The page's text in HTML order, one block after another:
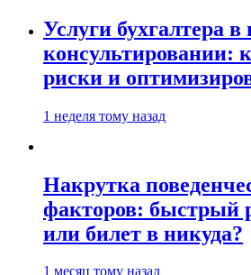
Услуги бухгалтера в
консультировании:
риски и
1 неделя тому назад
Накрутка
факторов: быстрый
или билет в никуда?
1 месяц тому назад